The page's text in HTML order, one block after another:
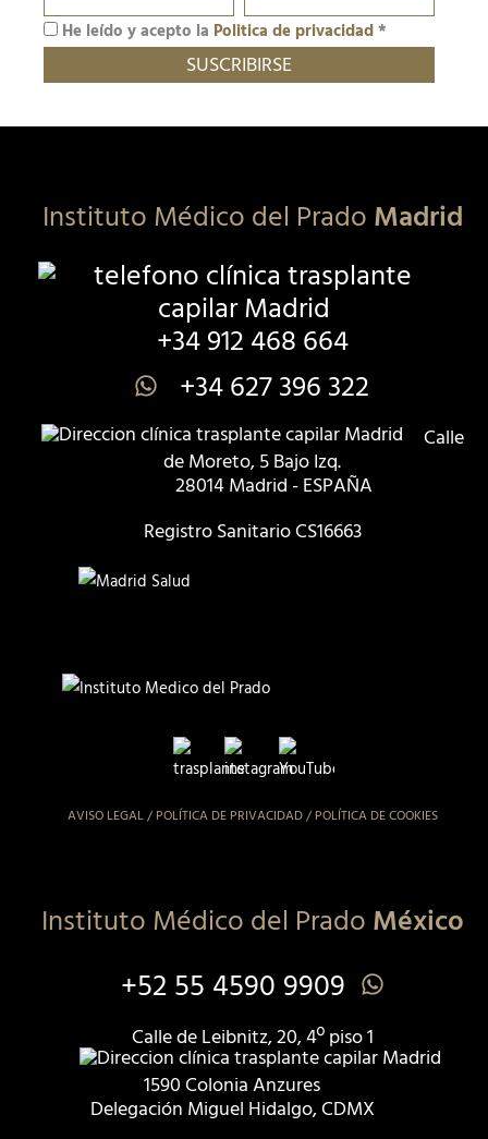
He leído y acepto la Politica de privacidad*
Instituto Médico del PradoMadrid
+34 912 468 664
+34 627 396 322
Calle
de Moreto, 5 Bajo Izq.
28014 Madrid - ESPAÑA
Registro Sanitario CS16663
AVISO LEGAL/ POLÍTICA DE PRIVACIDAD/ POLÍTICA DE COOKIES
Instituto Médico del PradoMéxico
+52 55 4590 9909
Calle de Leibnitz, 20, 4º piso 1
1590 Colonia Anzures
Delegación Miguel Hidalgo, CDMX